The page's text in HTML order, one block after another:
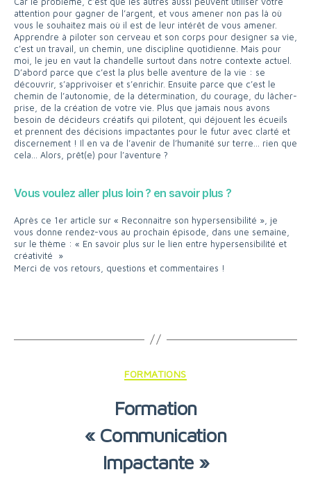
attention pour gagner de l’argent, et vous amener non pas là où
vous le souhaitez mais où il est de leur intérêt de vous amener.
Apprendre à piloter son cerveau et son corps pour designer sa vie,
c’est un travail, un chemin, une discipline quotidienne. Mais pour
moi, le jeu en vaut la chandelle surtout dans notre contexte actuel.
D’abord parce que c’est la plus belle aventure de la vie : se
découvrir, s’apprivoiser et s’enrichir. Ensuite parce que c’est le
chemin de l’autonomie, de la détermination, du courage, du lâcher-
prise, de la création de votre vie. Plus que jamais nous avons
besoin de décideurs créatifs qui pilotent, qui déjouent les écueils
et prennent des décisions impactantes pour le futur avec clarté et
discernement ! Il en va de l’avenir de l’humanité sur terre… rien que
cela… Alors, prêt(e) pour l’aventure ?
Vous voulez aller plus loin ? en savoir plus ?
Après ce 1er article sur « Reconnaitre son hypersensibilité », je
vous donne rendez-vous au prochain épisode, dans une semaine,
sur le thème : « En savoir plus sur le lien entre hypersensibilité et
créativité »
Merci de vos retours, questions et commentaires !
Catégories
FORMATIONS
Formation
« Communication
Impactante »